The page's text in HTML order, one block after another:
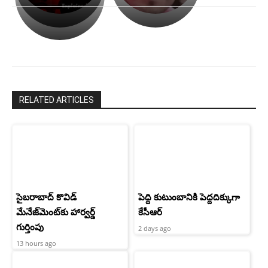
హీరోయిన్‏గా
శ్రీనిధి
ఉపాసన..
పాపం
రామ్
RELATED ARTICLES
సైబరాబాద్‌ కొవిడ్‌
మేనేజ్‌మెంట్‌కు హార్వర్డ్‌
గుర్తింపు
13 hours ago
పెద్ది కుటుంబానికి పెద్దదిక్కుగా
కేసీఆర్
2 days ago